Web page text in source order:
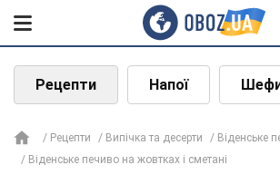
Рецепти Напої
Рецепти Випічка та десерти
Віденське
Віденське печиво на жовтках і сметані